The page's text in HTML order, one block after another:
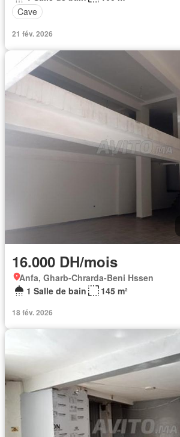
Cave
21 fév. 2026
16.000 DH/mois
Anfa, Gharb-Chrarda-Beni Hssen
1 Salle de bain
145 m²
18 fév. 2026